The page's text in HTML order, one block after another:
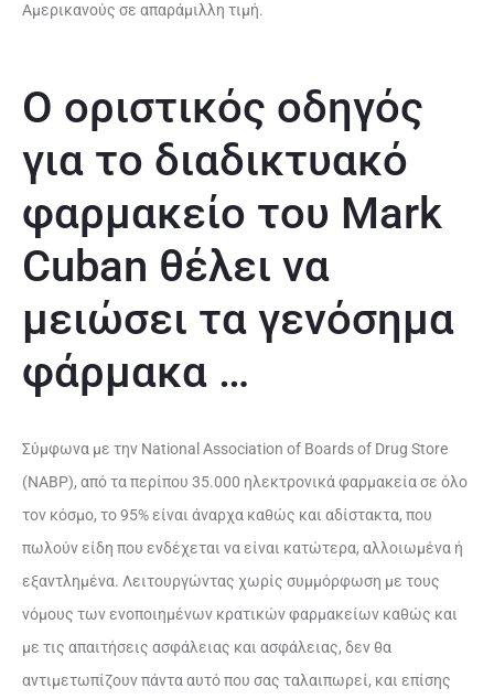
Αμερικανούς σε απαράμιλλη τιμή.
Ο οριστικός οδηγός
για το διαδικτυακό
φαρμακείο του Mark
Cuban θέλει να
μειώσει τα γενόσημα
φάρμακα …
Σύμφωνα με την National Association of Boards of Drug Store
(NABP), από τα περίπου 35.000 ηλεκτρονικά φαρμακεία σε όλο
τον κόσμο, το 95% είναι άναρχα καθώς και αδίστακτα, που
πωλούν είδη που ενδέχεται να είναι κατώτερα, αλλοιωμένα ή
εξαντλημένα. Λειτουργώντας χωρίς συμμόρφωση με τους
νόμους των ενοποιημένων κρατικών φαρμακείων καθώς και
με τις απαιτήσεις ασφάλειας και ασφάλειας, δεν θα
αντιμετωπίζουν πάντα αυτό που σας ταλαιπωρεί, και επίσης